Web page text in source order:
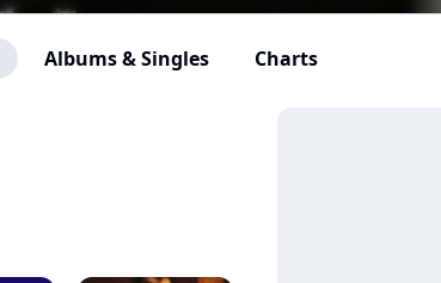
Albums & Singles Charts